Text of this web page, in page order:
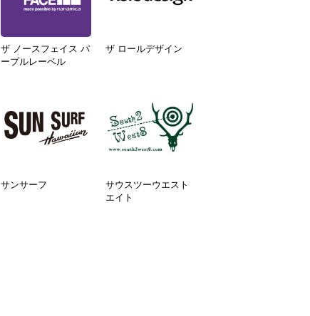
ザ ノースフェイス パ
ープルレーベル
ザ ロールデザイン
サンサーフ
サウスツーウエスト
エイト